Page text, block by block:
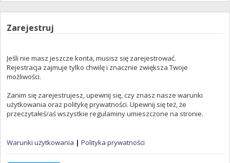
Zarejestruj
Jeśli nie masz jeszcze konta, musisz się zarejestrować.
Rejestracja zajmuje tylko chwilę i znacznie zwiększa Twoje
możliwości.
Zanim się zarejestrujesz, upewnij się, czy znasz nasze warunki
użytkowania oraz politykę prywatności. Upewnij się też, że
przeczytałeś/aś wszystkie regulaminy umieszczone na stronie.
Warunki użytkowania | Polityka prywatności